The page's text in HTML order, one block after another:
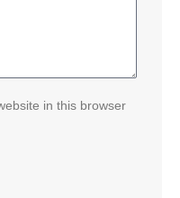
in this browser